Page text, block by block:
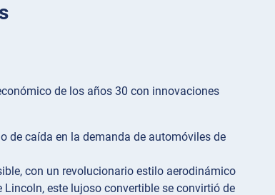
de los años 30 con innovaciones
de caída en la demanda de automóviles de
con un revolucionario estilo aerodinámico
Lincoln, este lujoso convertible se convirtió de